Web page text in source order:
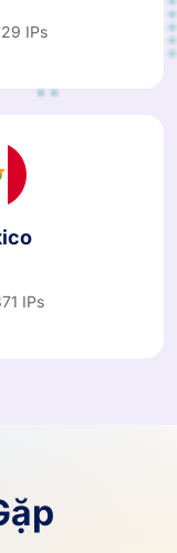
IPs
IPs